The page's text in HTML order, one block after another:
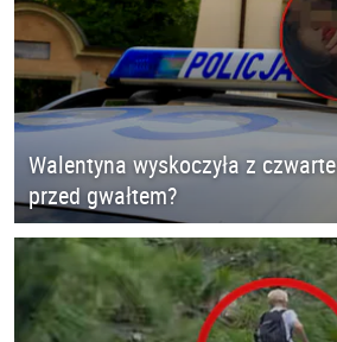
Walentyna wyskoczyła z
przed gwałtem?